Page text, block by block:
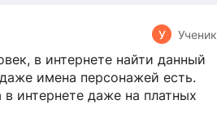
У Ученик
в интернете найти данный
имена персонажей есть.
интернете даже на платных